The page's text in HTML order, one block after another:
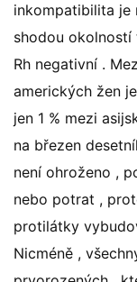
inkompatibilita je
shodou
Rh negativní .
amerických žen
jen 1 % mezi
na březen
není ohroženo ,
nebo potrat ,
protilátky
Nicméně ,